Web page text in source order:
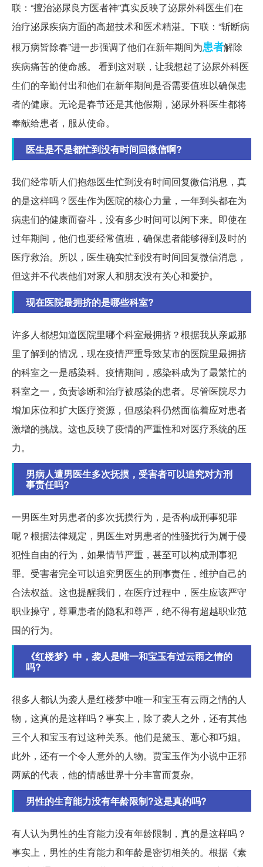
联：“擅治泌尿良方医者神”真实反映了泌尿外科医生们在
治疗泌尿疾病方面的高超技术和医术精湛。下联：“斩断病
根万病皆除春”进一步强调了他们在新年期间为患者解除
疾病痛苦的使命感。 看到这对联，让我想起了泌尿外科医
生们的辛勤付出和他们在新年期间是否需要值班以确保患
者的健康。无论是春节还是其他假期，泌尿外科医生都将
奉献给患者，服从使命。
医生是不是都忙到没有时间回微信啊?
我们经常听人们抱怨医生忙到没有时间回复微信消息，真
的是这样吗？医生作为医院的核心力量，一年到头都在为
病患们的健康而奋斗，没有多少时间可以闲下来。即使在
过年期间，他们也要经常值班，确保患者能够得到及时的
医疗救治。所以，医生确实忙到没有时间回复微信消息，
但这并不代表他们对家人和朋友没有关心和爱护。
现在医院最拥挤的是哪些科室?
许多人都想知道医院里哪个科室最拥挤？根据我从亲戚那
里了解到的情况，现在疫情严重导致某市的医院里最拥挤
的科室之一是感染科。疫情期间，感染科成为了最繁忙的
科室之一，负责诊断和治疗被感染的患者。尽管医院尽力
增加床位和扩大医疗资源，但感染科仍然面临着应对患者
激增的挑战。这也反映了疫情的严重性和对医疗系统的压
力。
男病人遭男医生多次抚摸，受害者可以追究对方刑
事责任吗?
一男医生对男患者的多次抚摸行为，是否构成刑事犯罪
呢？根据法律规定，男医生对男患者的性骚扰行为属于侵
犯性自由的行为，如果情节严重，甚至可以构成刑事犯
罪。受害者完全可以追究男医生的刑事责任，维护自己的
合法权益。这也提醒我们，在医疗过程中，医生应该严守
职业操守，尊重患者的隐私和尊严，绝不得有超越职业范
围的行为。
《红楼梦》中，袭人是唯一和宝玉有过云雨之情的
吗?
很多人都认为袭人是红楼梦中唯一和宝玉有云雨之情的人
物，这真的是这样吗？事实上，除了袭人之外，还有其他
三个人和宝玉有过这种关系。他们是黛玉、蕙心和巧姐。
此外，还有一个令人意外的人物。贾宝玉作为小说中正邪
两赋的代表，他的情感世界十分丰富而复杂。
男性的生育能力没有年龄限制?这是真的吗?
有人认为男性的生育能力没有年龄限制，真的是这样吗？
事实上，男性的生育能力和年龄是密切相关的。根据《素